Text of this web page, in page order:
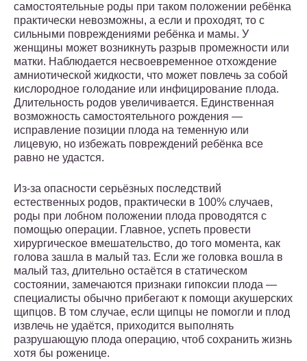
самостоятельные роды при таком положении ребёнка
практически невозможны, а если и проходят, то с
сильными повреждениями ребёнка и мамы. У
женщины может возникнуть разрыв промежности или
матки. Наблюдается несвоевременное отхождение
амниотической жидкости, что может повлечь за собой
кислородное голодание или инфицирование плода.
Длительность родов увеличивается. Единственная
возможность самостоятельного рождения —
исправление позиции плода на теменную или
лицевую, но избежать повреждений ребёнка все
равно не удастся.
Из-за опасности серьёзных последствий
естественных родов, практически в 100% случаев,
роды при лобном положении плода проводятся с
помощью операции. Главное, успеть провести
хирургическое вмешательство, до того момента, как
голова зашла в малый таз. Если же головка вошла в
малый таз, длительно остаётся в статическом
состоянии, замечаются признаки гипоксии плода —
специалисты обычно прибегают к помощи акушерских
щипцов. В том случае, если щипцы не помогли и плод
извлечь не удаётся, приходится выполнять
разрушающую плода операцию, чтоб сохранить жизнь
хотя бы роженице.